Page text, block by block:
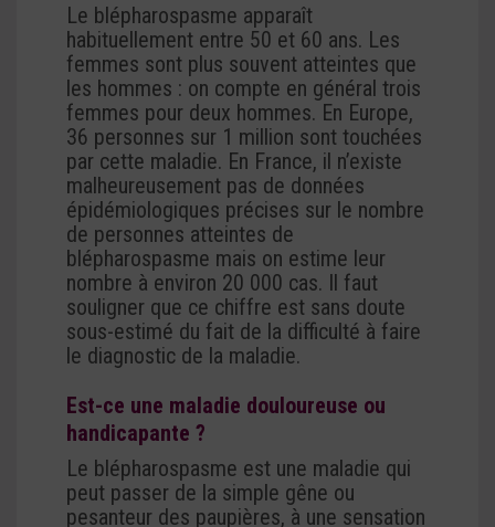
Le blépharospasme apparaît
habituellement entre 50 et 60 ans. Les
femmes sont plus souvent atteintes que
les hommes : on compte en général trois
femmes pour deux hommes. En Europe,
36 personnes sur 1 million sont touchées
par cette maladie. En France, il n’existe
malheureusement pas de données
épidémiologiques précises sur le nombre
de personnes atteintes de
blépharospasme mais on estime leur
nombre à environ 20 000 cas. Il faut
souligner que ce chiffre est sans doute
sous-estimé du fait de la difficulté à faire
le diagnostic de la maladie.
Est-ce une maladie douloureuse ou
handicapante ?
Le blépharospasme est une maladie qui
peut passer de la simple gêne ou
pesanteur des paupières, à une sensation